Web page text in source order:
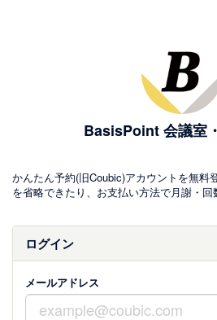
BasisPoint 会議室
かんたん予約(旧Coubic)アカウントを無料
を省略できたり、お支払い方法で月謝・回
ログイン
メールアドレス